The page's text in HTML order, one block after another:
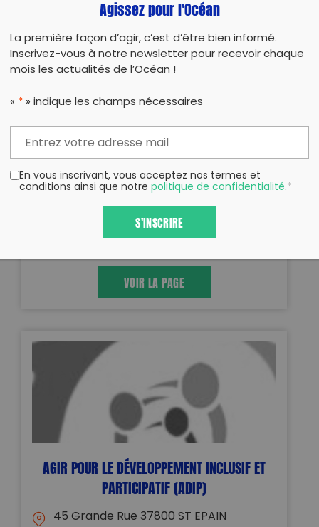
AGGLOPLAST
5 rue du moulin renard 14400 BAYEUX
0677778474
contact@aggloplast.com
https://aggloplast.com
VOIR LA PAGE
AGIR POUR LE DÉVELOPPEMENT INCLUSIF ET
PARTICIPATIF (ADIP)
45 Grande Rue 37800 ST EPAIN
Agissez pour l'Océan
La première façon d’agir, c’est d’être bien informé.
Inscrivez-vous à notre newsletter pour recevoir chaque
mois les actualités de l’Océan !
« * » indique les champs nécessaires
En vous inscrivant, vous acceptez nos termes et
conditions ainsi que notre politique de confidentialité.*
S'INSCRIRE